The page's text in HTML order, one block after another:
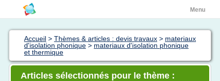
Menu
Accueil > Thèmes & articles : devis travaux > materiaux
d'isolation phonique > materiaux d'isolation phonique
et thermique
Articles sélectionnés pour le thème :